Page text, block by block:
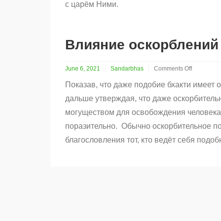
с царём Ними.
Влияние оскорблений
June 6, 2021 Sandarbhas
Comments Off
Влияние
(часть
2)
Показав, что даже подобие бхакти
дальше утверждая, что даже
могуществом для освобождения
поразительно. Обычно оскорбительное
благословления тот, кто ведёт себя